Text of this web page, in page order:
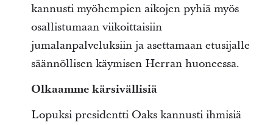
kannusti myöhempien aikojen pyhiä myös
osallistumaan viikoittaisiin
jumalanpalveluksiin ja asettamaan etusijalle
säännöllisen käymisen Herran huoneessa.
Olkaamme kärsivällisiä
Lopuksi presidentti Oaks kannusti ihmisiä